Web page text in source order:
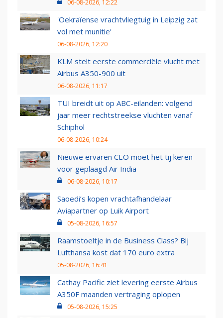
06-08-2026, 12:22
'Oekraïense vrachtvliegtuig in Leipzig zat
vol met munitie'
06-08-2026, 12:20
KLM stelt eerste commerciële vlucht met
Airbus A350-900 uit
06-08-2026, 11:17
TUI breidt uit op ABC-eilanden: volgend
jaar meer rechtstreekse vluchten vanaf
Schiphol
06-08-2026, 10:24
Nieuwe ervaren CEO moet het tij keren
voor geplaagd Air India
06-08-2026, 10:17
Saoedi’s kopen vrachtafhandelaar
Aviapartner op Luik Airport
05-08-2026, 16:57
Raamstoeltje in de Business Class? Bij
Lufthansa kost dat 170 euro extra
05-08-2026, 16:41
Cathay Pacific ziet levering eerste Airbus
A350F maanden vertraging oplopen
05-08-2026, 15:25